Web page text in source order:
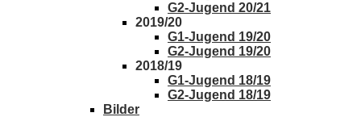
G2-Jugend 20/21
2019/20
G1-Jugend 19/20
G2-Jugend 19/20
2018/19
G1-Jugend 18/19
G2-Jugend 18/19
Bilder